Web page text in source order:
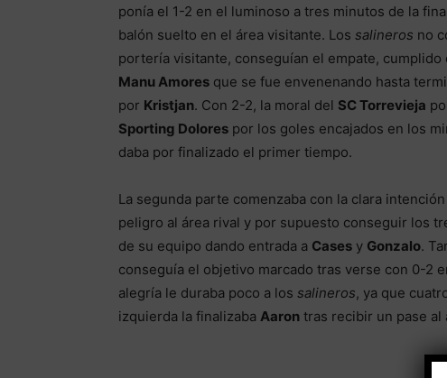
ponía el 1-2 en el luminoso a tres minutos de la
balón suelto en el área visitante. Los salineros no
portería visitante, conseguían el empate, cumplido
Manu Amoresque se fue envenenando hasta
por Kristjan. Con 2-2, la moral del SC Torrevieja
Sporting Dolorespor los goles encajados en los
daba por finalizado el primer tiempo.
La segunda parte comenzaba con la clara
peligro al área rival y por supuesto conseguir los
de su equipo dando entrada a Casesy Gonzalo.
conseguía el objetivo marcado tras verse con 0-2
alegría le duraba poco a los salineros, ya que
izquierda la finalizaba Aarontras recibir un pase al